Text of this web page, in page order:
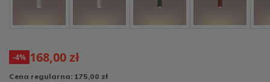
-4% 168,00 zł
Cena regularna: 175,00 zł